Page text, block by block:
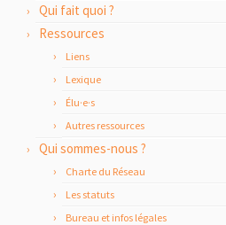
Qui fait quoi ?
Ressources
Liens
Lexique
Élu·e·s
Autres ressources
Qui sommes-nous ?
Charte du Réseau
Les statuts
Bureau et infos légales